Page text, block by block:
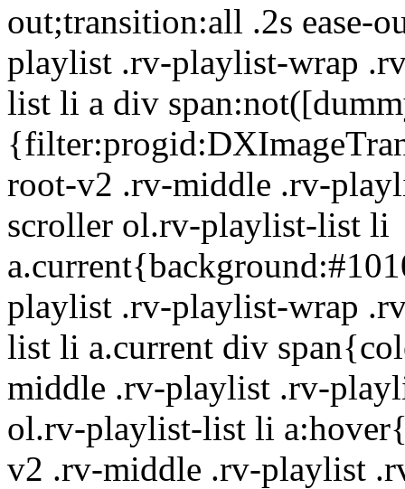
out;transition:all .2s ease-
playlist .rv-playlist-wrap
list li a div
root-v2 .rv-middle .rv-
scroller ol.rv-playlist-list li
playlist .rv-playlist-wrap
list li a.current div
middle .rv-playlist .rv-
ol.rv-playlist-list li
v2 .rv-middle .rv-playlist